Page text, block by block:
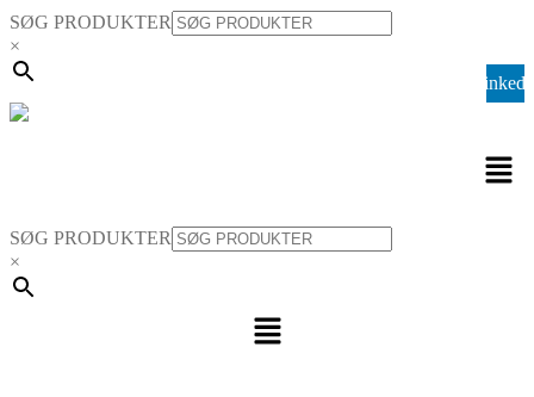
SØG PRODUKTER
×
Menu
SØG PRODUKTER
×
Menu